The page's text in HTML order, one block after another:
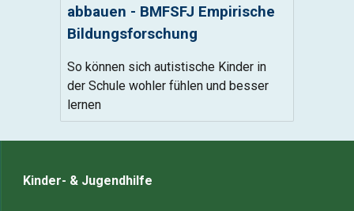
abbauen - BMFSFJ Empirische
Bildungsforschung
So können sich autistische Kinder in
der Schule wohler fühlen und besser
lernen
Kinder- & Jugendhilfe